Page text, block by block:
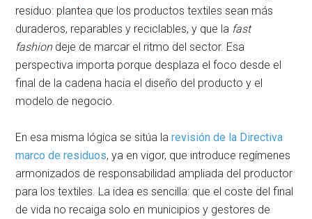
residuo: plantea que los productos textiles sean más
duraderos, reparables y reciclables, y que la fast
fashiondeje de marcar el ritmo del sector. Esa
perspectiva importa porque desplaza el foco desde el
final de la cadena hacia el diseño del producto y el
modelo de negocio.
En esa misma lógica se sitúa larevisión de la Directiva
marco de residuos, ya en vigor, que introduce regímenes
armonizados de responsabilidad ampliada del productor
para los textiles. La idea es sencilla: que el coste del final
de vida no recaiga solo en municipios y gestores de